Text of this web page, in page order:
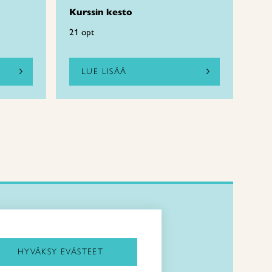
Kurssin kesto
21 opt
LUE LISÄÄ
Kirjaudu Taitocampukseen
HYVÄKSY EVÄSTEET